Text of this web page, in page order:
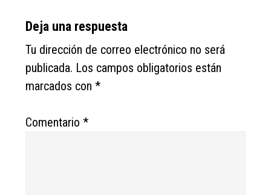
Reader
Interactions
Deja una respuesta
Tu dirección de correo electrónico no será
publicada. Los campos obligatorios están
marcados con*
Comentario*